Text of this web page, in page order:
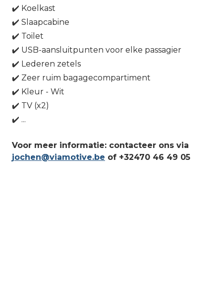
✔️ Koelkast
✔️ Slaapcabine
✔️ Toilet
✔️ USB-aansluitpunten voor elke passagier
✔️ Lederen zetels
✔️ Zeer ruim bagagecompartiment
✔️ Kleur - Wit
✔️ TV (x2)
✔️ ...
jochen@viamotive.be of +32470 46 49 05